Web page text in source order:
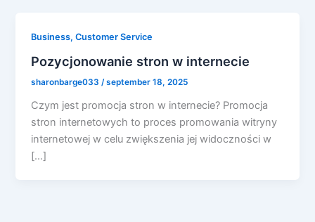
Business, Customer Service
Pozycjonowanie stron w internecie
sharonbarge033/september 18, 2025
Czym jest promocja stron w internecie? Promocja
stron internetowych to proces promowania witryny
internetowej w celu zwiększenia jej widoczności w
[…]